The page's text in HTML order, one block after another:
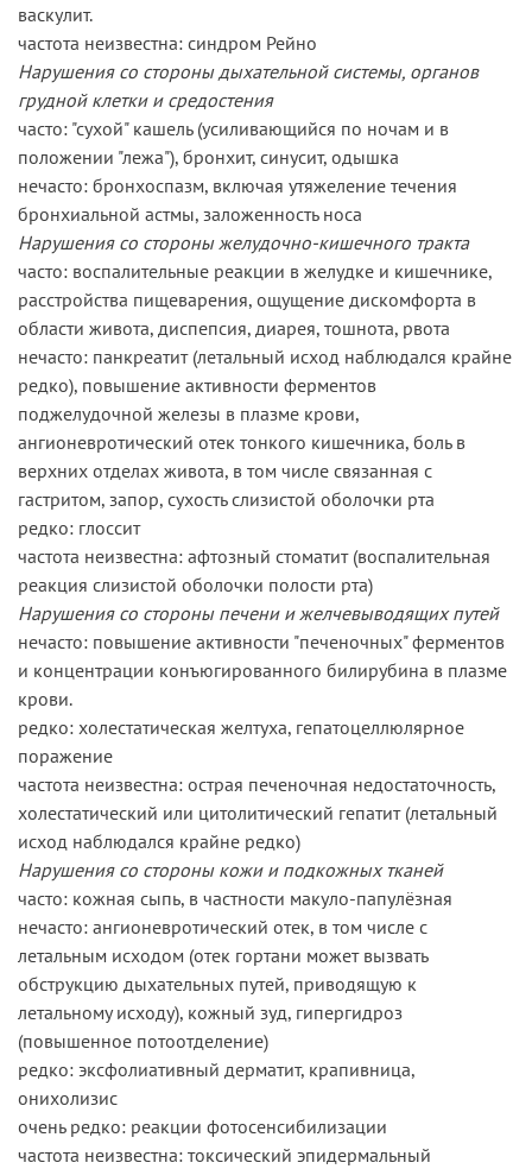
васкулит.
частота неизвестна: синдром Рейно
Нарушения со стороны дыхательной системы, органов
грудной клетки и средостения
часто: "сухой" кашель (усиливающийся по ночам и в
положении "лежа"), бронхит, синусит, одышка
нечасто: бронхоспазм, включая утяжеление течения
бронхиальной астмы, заложенность носа
Нарушения со стороны желудочно-кишечного тракта
часто: воспалительные реакции в желудке и кишечнике,
расстройства пищеварения, ощущение дискомфорта в
области живота, диспепсия, диарея, тошнота, рвота
нечасто: панкреатит (летальный исход наблюдался крайне
редко), повышение активности ферментов
поджелудочной железы в плазме крови,
ангионевротический отек тонкого кишечника, боль в
верхних отделах живота, в том числе связанная с
гастритом, запор, сухость слизистой оболочки рта
редко: глоссит
частота неизвестна: афтозный стоматит (воспалительная
реакция слизистой оболочки полости рта)
Нарушения со стороны печени и желчевыводящих путей
нечасто: повышение активности "печеночных" ферментов
и концентрации конъюгированного билирубина в плазме
крови.
редко: холестатическая желтуха, гепатоцеллюлярное
поражение
частота неизвестна: острая печеночная недостаточность,
холестатический или цитолитический гепатит (летальный
исход наблюдался крайне редко)
Нарушения со стороны кожи и подкожных тканей
часто: кожная сыпь, в частности макуло-папулёзная
нечасто: ангионевротический отек, в том числе с
летальным исходом (отек гортани может вызвать
обструкцию дыхательных путей, приводящую к
летальному исходу), кожный зуд, гипергидроз
(повышенное потоотделение)
редко: эксфолиативный дерматит, крапивница,
онихолизис
очень редко: реакции фотосенсибилизации
частота неизвестна: токсический эпидермальный